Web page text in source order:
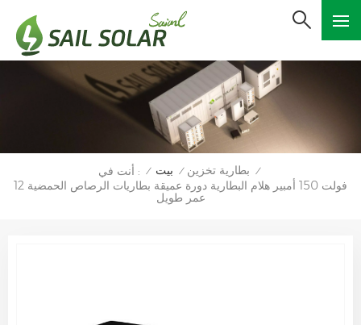
أنت في : / بيت / بطارية تخزين /
12 فولت 150 أمبير هلام البطارية دورة عميقة بطاريات الرصاص الحمضية
عمر طويل